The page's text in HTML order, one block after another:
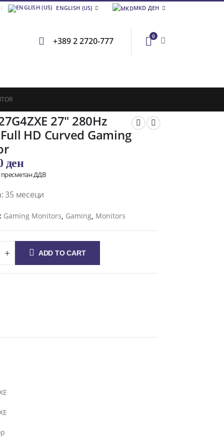
ENGLISH (US) MKD ДЕН
+389 2 2720-777 0
27″ 280Hz
HD Curved Gaming
ден
пресметан ДДВ
35 месеци
Gaming Monitors, Gaming, Monitors
ADD TO CART